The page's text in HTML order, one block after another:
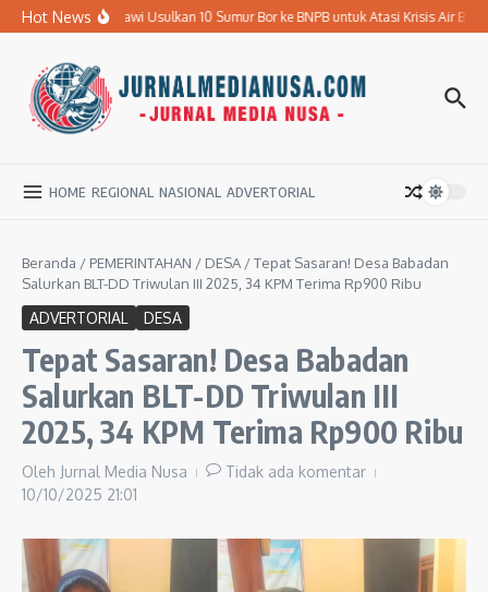
Lewati ke konten
Hot News
Pemkab Ngawi Usulkan 10 Sumur Bor ke BNPB untuk Atasi Krisis Air Bersih
HOME REGIONAL NASIONAL ADVERTORIAL
Beranda / PEMERINTAHAN / DESA /Tepat Sasaran! Desa Babadan
Salurkan BLT-DD Triwulan III 2025, 34 KPM Terima Rp900 Ribu
ADVERTORIAL DESA
Tepat Sasaran! Desa Babadan
Salurkan BLT-DD Triwulan III
2025, 34 KPM Terima Rp900 Ribu
Oleh Jurnal Media Nusa
Tidak ada komentar
10/10/2025 21:01